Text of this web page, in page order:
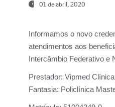
01 de abril, 2020
Informamos o novo
atendimentos aos
Intercâmbio Federativo e
Prestador: Vipmed
Fantasia: Policlínica